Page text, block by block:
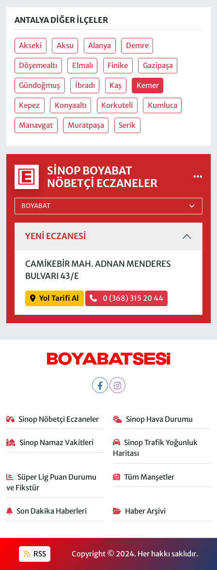
ANTALYA DIĞER İLÇELER
Akseki Aksu Alanya Demre
Döşemealtı Elmalı Finike Gazipaşa
Gündoğmuş İbradı Kaş Kemer
Kepez Konyaaltı Korkuteli Kumluca
Manavgat Muratpaşa Serik
SINOP BOYABAT
NÖBETÇI ECZANELER
YENİ ECZANESİ
CAMİKEBİR MAH. ADNAN MENDERES
BULVARI 43/E
Yol Tarifi Al 0 (368) 315 20 44
Sinop Nöbetçi Eczaneler Sinop Hava Durumu
Sinop Namaz Vakitleri
Sinop Trafik Yoğunluk
Haritası
Süper Lig Puan Durumu
ve Fikstür
Tüm Manşetler
Son Dakika Haberleri Haber Arşivi
RSS Copyright © 2024. Her hakkı saklıdır.